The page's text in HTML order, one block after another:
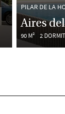
PILAR DE LA
Aires
90 M² 2